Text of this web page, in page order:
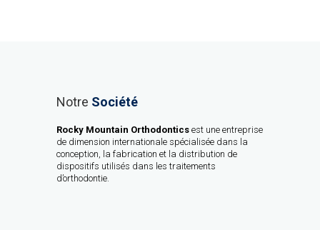
Notre Société
Rocky Mountain Orthodontics est une entreprise
de dimension internationale spécialisée dans la
conception, la fabrication et la distribution de
dispositifs utilisés dans les traitements
d’orthodontie.